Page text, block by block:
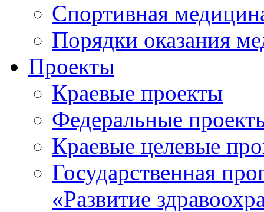
Спортивная
Порядки оказания
Проекты
Краевые проекты
Федеральные
Краевые целевые
Государственная
«Развитие